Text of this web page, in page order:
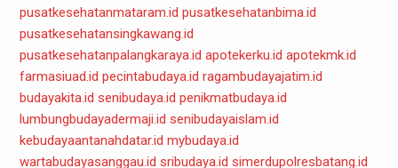
pusatkesehatanmataram.id pusatkesehatanbima.id
pusatkesehatansingkawang.id
pusatkesehatanpalangkaraya.id apotekerku.id apotekmk.id
farmasiuad.id pecintabudaya.id ragambudayajatim.id
budayakita.id senibudaya.id penikmatbudaya.id
lumbungbudayadermaji.id senibudayaislam.id
kebudayaantanahdatar.id mybudaya.id
wartabudayasanggau.id sribudaya.id simerdupolresbatang.id